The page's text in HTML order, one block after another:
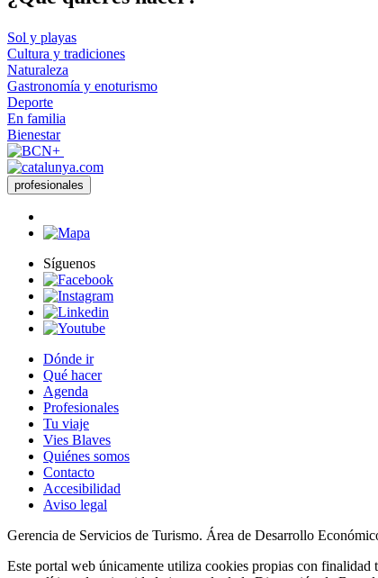
Sol y playas
Cultura y tradiciones
Naturaleza
Gastronomía y enoturismo
Deporte
En familia
Bienestar
profesionales
Síguenos
Dónde ir
Qué hacer
Agenda
Profesionales
Tu viaje
Vies Blaves
Quiénes somos
Contacto
Accesibilidad
Aviso legal
Gerencia de Servicios de Turismo. Área de Desarrollo
Este portal web únicamente utiliza cookies propias con finalidad